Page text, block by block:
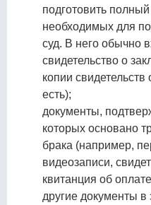
подготовить
необходимых для
суд. В него обычно
свидетельство о
копии
есть);
документы,
которых основано
брака (например,
видеозаписи,
квитанция об
другие документы в